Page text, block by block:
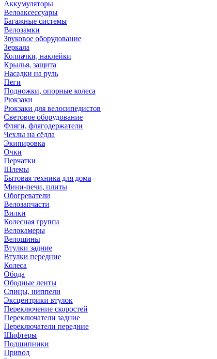
Аккумуляторы
Велоаксессуары
Багажные системы
Велозамки
Звуковое оборудование
Зеркала
Колпачки, наклейки
Крылья, защита
Насадки на руль
Пеги
Подножки, опорные колеса
Рюкзаки
Рюкзаки для велосипедистов
Световое оборудование
Фляги, флягодержатели
Чехлы на сёдла
Экипировка
Очки
Перчатки
Шлемы
Бытовая техника для дома
Мини-печи, плиты
Обогреватели
Велозапчасти
Вилки
Колесная группа
Велокамеры
Велошины
Втулки задние
Втулки передние
Колеса
Обода
Ободные ленты
Спицы, ниппели
Эксцентрики втулок
Переключение скоростей
Переключатели задние
Переключатели передние
Шифтеры
Подшипники
Привод